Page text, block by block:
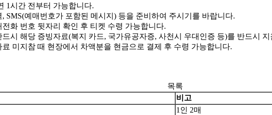
1시간 전부터 가능합니다.
SMS(예매번호가 포함된 메시지) 등을 준비하여 주시기를 바랍니다.
화 번호 뒷자리 확인 후 티켓 수령 가능합니다.
시 해당 증빙자료(복지 카드, 국가유공자증, 사천시 우대인증 등)를 반드시
미지참 때 현장에서 차액분을 현금으로 결제 후 수령 가능합니다.
목록
비고
1인 2매